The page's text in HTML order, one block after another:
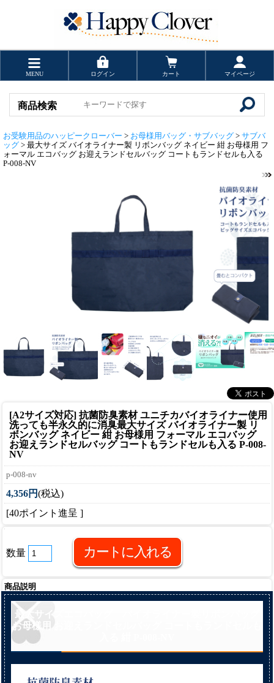
MENU ログイン カート マイページ
商品検索
お受験用品のハッピークローバー > お母様用バッグ・サブバッグ > サブバ
ッグ > 最大サイズ バイオライナー製 リボンバッグ ネイビー 紺 お母様用 フ
ォーマル エコバッグ お迎えランドセルバッグ コートもランドセルも入る
P-008-NV
[A2サイズ対応] 抗菌防臭素材 ユニチカバイオライナー使用
洗っても半永久的に消臭最大サイズ バイオライナー製 リ
ボンバッグ ネイビー 紺 お母様用 フォーマル エコバッグ
お迎えランドセルバッグ コートもランドセルも入る P-008-
NV
p-008-nv
4,356円(税込)
[40ポイント進呈 ]
数量
商品説明
最大サイズエコバッグ バイオライナー製リボンバッグ
お母様用 お迎えランドセルバッグ コートもランドセルも